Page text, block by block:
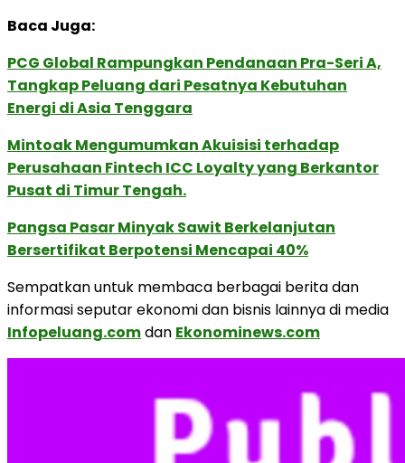
Baca Juga:
PCG Global Rampungkan Pendanaan Pra-Seri A,
Tangkap Peluang dari Pesatnya Kebutuhan
Energi di Asia Tenggara
Mintoak Mengumumkan Akuisisi terhadap
Perusahaan Fintech ICC Loyalty yang Berkantor
Pusat di Timur Tengah.
Pangsa Pasar Minyak Sawit Berkelanjutan
Bersertifikat Berpotensi Mencapai 40%
Sempatkan untuk membaca berbagai berita dan
informasi seputar ekonomi dan bisnis lainnya di media
Infopeluang.comdan Ekonominews.com